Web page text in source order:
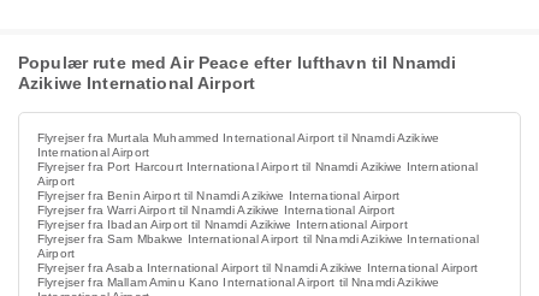
Populær rute med Air Peace efter lufthavn til Nnamdi
Azikiwe International Airport
Flyrejser fra Murtala Muhammed International Airport til Nnamdi Azikiwe
International Airport
Flyrejser fra Port Harcourt International Airport til Nnamdi Azikiwe International
Airport
Flyrejser fra Benin Airport til Nnamdi Azikiwe International Airport
Flyrejser fra Warri Airport til Nnamdi Azikiwe International Airport
Flyrejser fra Ibadan Airport til Nnamdi Azikiwe International Airport
Flyrejser fra Sam Mbakwe International Airport til Nnamdi Azikiwe International
Airport
Flyrejser fra Asaba International Airport til Nnamdi Azikiwe International Airport
Flyrejser fra Mallam Aminu Kano International Airport til Nnamdi Azikiwe